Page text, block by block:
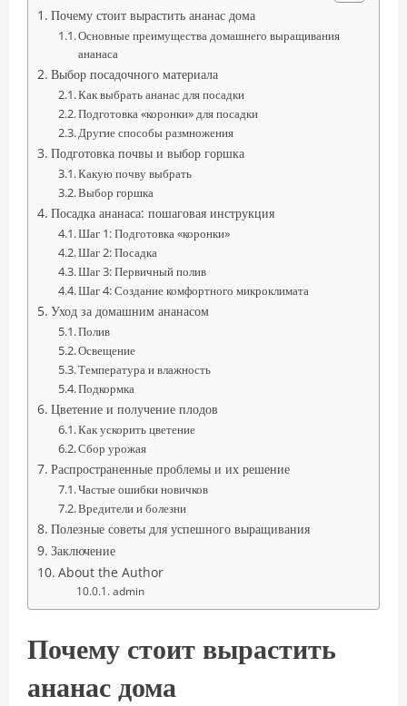
Почему стоит вырастить ананас дома
Основные преимущества домашнего выращивания
ананаса
Выбор посадочного материала
Как выбрать ананас для посадки
Подготовка «коронки» для посадки
Другие способы размножения
Подготовка почвы и выбор горшка
Какую почву выбрать
Выбор горшка
Посадка ананаса: пошаговая инструкция
Шаг 1: Подготовка «коронки»
Шаг 2: Посадка
Шаг 3: Первичный полив
Шаг 4: Создание комфортного микроклимата
Уход за домашним ананасом
Полив
Освещение
Температура и влажность
Подкормка
Цветение и получение плодов
Как ускорить цветение
Сбор урожая
Распространенные проблемы и их решение
Частые ошибки новичков
Вредители и болезни
Полезные советы для успешного выращивания
Заключение
About the Author
admin
Почему стоит вырастить
ананас дома